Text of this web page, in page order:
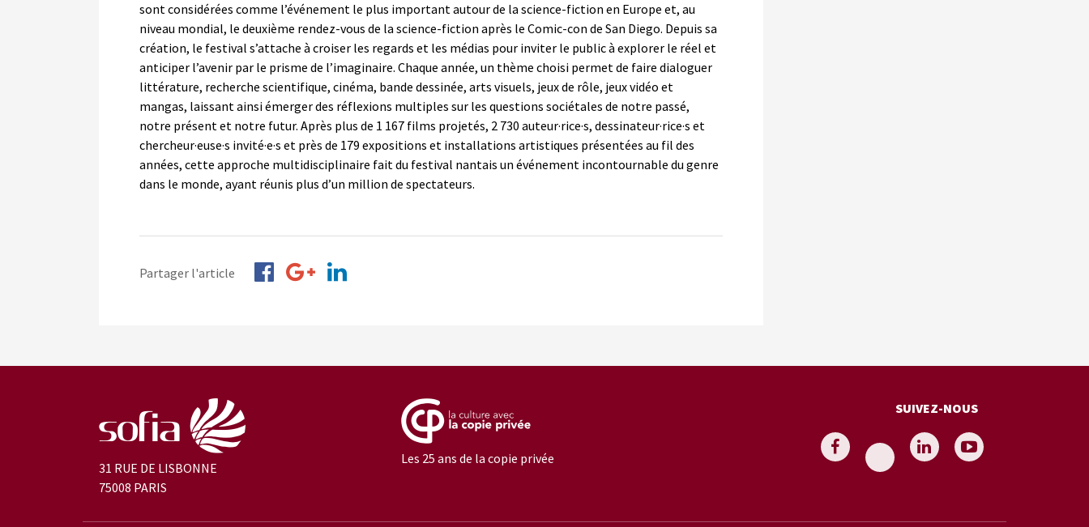
sont considérées comme l’événement le plus important autour de la science-fiction en Europe et, au
niveau mondial, le deuxième rendez-vous de la science-fiction après le Comic-con de San Diego. Depuis sa
création, le festival s’attache à croiser les regards et les médias pour inviter le public à explorer le réel et
anticiper l’avenir par le prisme de l’imaginaire. Chaque année, un thème choisi permet de faire dialoguer
littérature, recherche scientifique, cinéma, bande dessinée, arts visuels, jeux de rôle, jeux vidéo et
mangas, laissant ainsi émerger des réflexions multiples sur les questions sociétales de notre passé,
notre présent et notre futur. Après plus de 1 167 films projetés, 2 730 auteur·rice·s, dessinateur·rice·s et
chercheur·euse·s invité·e·s et près de 179 expositions et installations artistiques présentées au fil des
années, cette approche multidisciplinaire fait du festival nantais un événement incontournable du genre
dans le monde, ayant réunis plus d’un million de spectateurs.
Partager l'article
31 RUE DE LISBONNE
75008 PARIS
Les 25 ans de la copie privée
SUIVEZ-NOUS